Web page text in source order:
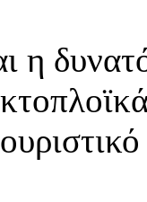
η